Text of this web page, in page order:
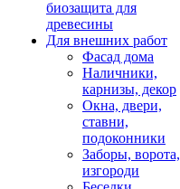
биозащита для
древесины
Для внешних работ
Фасад дома
Наличники,
карнизы, декор
Окна, двери,
ставни,
подоконники
Заборы, ворота,
изгороди